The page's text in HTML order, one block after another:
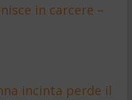
in carcere –
incinta perde il